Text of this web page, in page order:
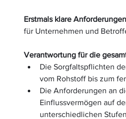
Erstmals klare
für Unternehmen und
Verantwortung für die
Die Sorgfaltspflichten
vom Rohstoff bis zum
Die Anforderungen an
Einflussvermögen auf
unterschiedlichen